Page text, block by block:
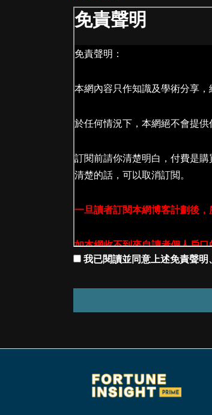
我已閱讀並同意上述免責聲明、